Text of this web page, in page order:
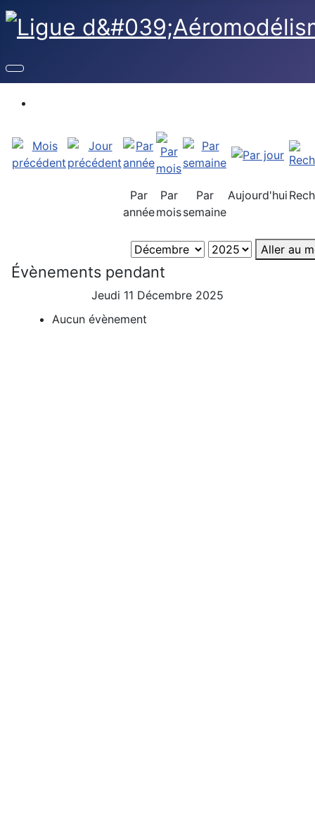
Par
année
Par
mois
Par
semaine
Aujourd'hui
Aller au
Évènements pendant
Jeudi 11 Décembre 2025
Aucun évènement